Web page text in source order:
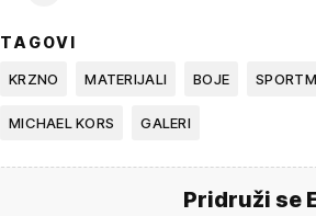
TAGOVI
KRZNO MATERIJALI BOJE
MICHAEL KORS GALERI
Pridruži se